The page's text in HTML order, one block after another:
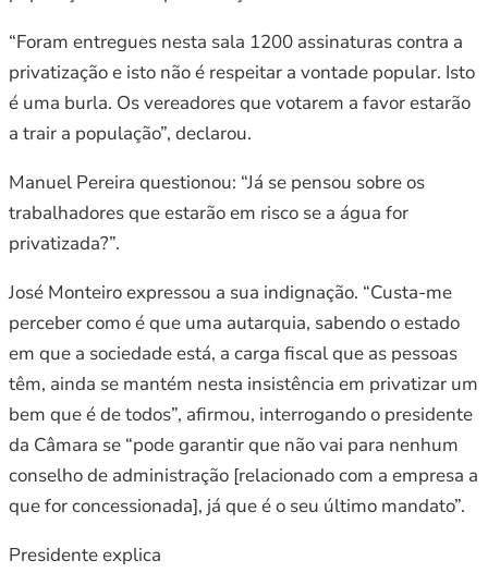
“Foram entregues nesta sala 1200 assinaturas contra a
privatização e isto não é respeitar a vontade popular. Isto
é uma burla. Os vereadores que votarem a favor estarão
a trair a população”, declarou.
Manuel Pereira questionou: “Já se pensou sobre os
trabalhadores que estarão em risco se a água for
privatizada?”.
José Monteiro expressou a sua indignação. “Custa-me
perceber como é que uma autarquia, sabendo o estado
em que a sociedade está, a carga fiscal que as pessoas
têm, ainda se mantém nesta insistência em privatizar um
bem que é de todos”, afirmou, interrogando o presidente
da Câmara se “pode garantir que não vai para nenhum
conselho de administração [relacionado com a empresa a
que for concessionada], já que é o seu último mandato”.
Presidente explica